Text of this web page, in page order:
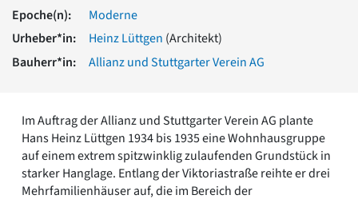
Romanik
Vorromanik
Römische Antike
Über uns
Fachbeirat
Freunde & Förderer
Kontakt
Impressum
Datenschutz
Epoche(n):
Moderne
Urheber*in:
Heinz Lüttgen (Architekt)
Bauherr*in:
Allianz und Stuttgarter Verein AG
Im Auftrag der Allianz und Stuttgarter Verein AG plante
Hans Heinz Lüttgen 1934 bis 1935 eine Wohnhausgruppe
auf einem extrem spitzwinklig zulaufenden Grundstück in
starker Hanglage. Entlang der Viktoriastraße reihte er drei
Mehrfamilienhäuser auf, die im Bereich der